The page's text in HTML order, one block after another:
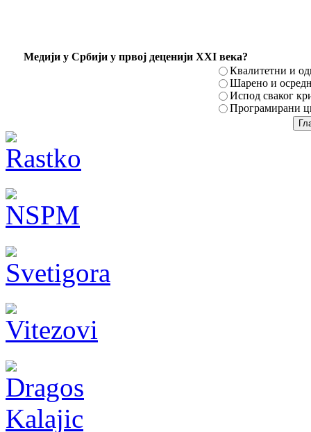
Mедији у Србији у првој деценији XXI века?
Квалитетни и
Шарено и
Испод сваког
Програмирани